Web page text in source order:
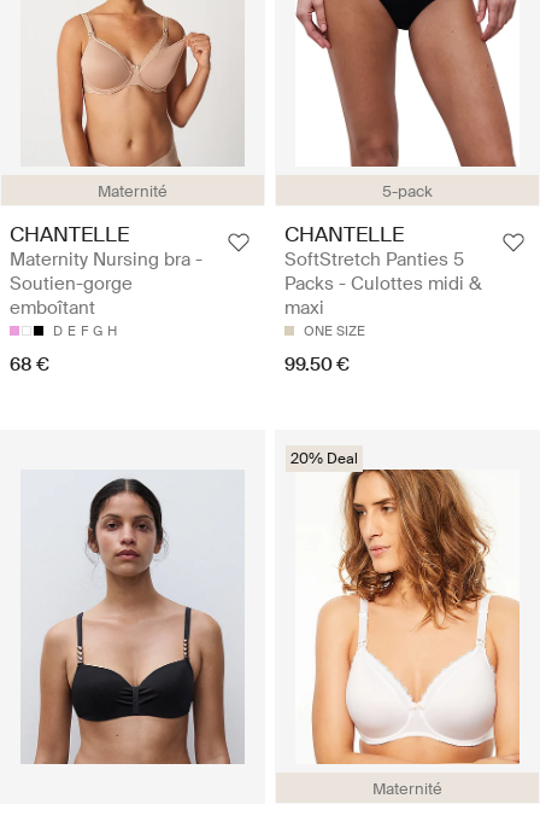
Maternité
CHANTELLE
Maternity Nursing bra -
Soutien-gorge
emboîtant
D E F G H
68 €
5-pack
CHANTELLE
SoftStretch Panties 5
Packs - Culottes midi &
maxi
ONE SIZE
99.50 €
Maternité
20% Deal